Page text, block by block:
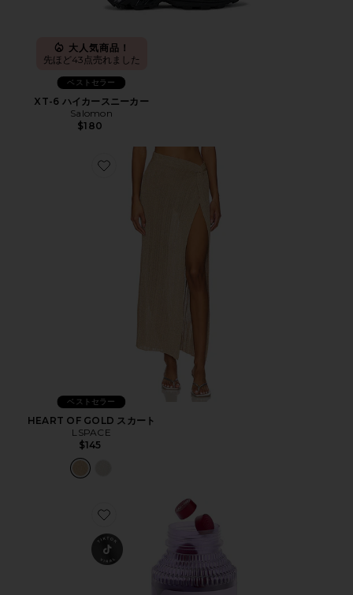
大人気商品！
先ほど43点売れました
ベストセラー
XT-6 ハイカースニーカー
Salomon
$180
Favorite HEART OF GOLD スカート
ベストセラー
HEART OF GOLD スカート
LSPACE
$145
Favorite CHILL ビタミングミ